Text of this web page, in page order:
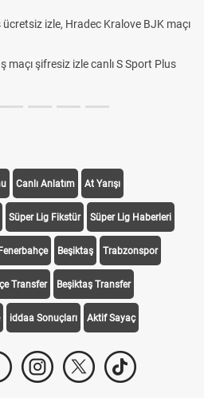
Kralove BJK maçı
S Sport Plus
Plonjon Nedir?
Canlı Anlatım At Yarışı
Süper Lig Fikstür Süper Lig Haberleri
Beşiktaş Trabzonspor
Transfer Beşiktaş Transfer
iddaa Sonuçları Aktif Sayaç